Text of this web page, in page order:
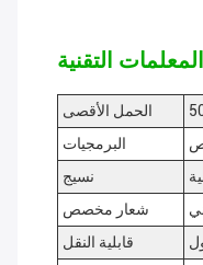
الحمل الأقصى
البرمجيات
نسيج
شعار مخصص
قابلية النقل